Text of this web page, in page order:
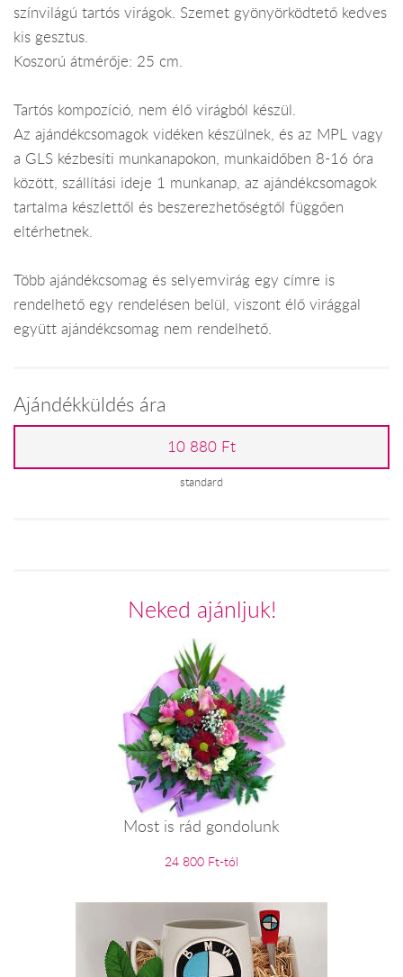
színvilágú tartós virágok. Szemet gyönyörködtető kedves
kis gesztus.
Koszorú átmérője: 25 cm.
Tartós kompozíció, nem élő virágból készül.
Az ajándékcsomagok vidéken készülnek, és az MPL vagy
a GLS kézbesíti munkanapokon, munkaidőben 8-16 óra
között, szállítási ideje 1 munkanap, az ajándékcsomagok
tartalma készlettől és beszerezhetőségtől függően
eltérhetnek.
Több ajándékcsomag és selyemvirág egy címre is
rendelhető egy rendelésen belül, viszont élő virággal
együtt ajándékcsomag nem rendelhető.
Ajándékküldés ára
10 880 Ft
standard
Neked ajánljuk!
Most is rád gondolunk
24 800 Ft-tól